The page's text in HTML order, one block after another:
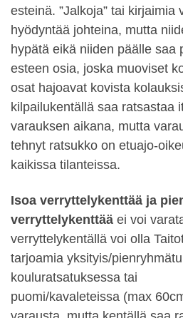
esteinä. ”Jalkoja” tai kirjaimia
hyödyntää johteina, mutta
hypätä eikä niiden päälle saa
esteen osia, joska muoviset
osat hajoavat kovista
kilpailukentällä saa ratsastaa
varauksen aikana, mutta
tehnyt ratsukko on etuajo-
kaikissa tilanteissa.
Isoa verryttelykenttää ja
verryttelykenttää ei voi
verryttelykentällä voi olla
tarjoamia yksityis/
kouluratsatuksessa tai
puomi/kavaleteissa (max